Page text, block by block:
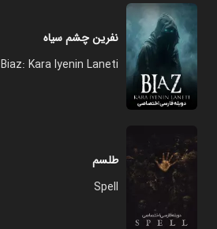
نفرین چشم سیاه
Biaz: Kara Iyenin Laneti
طلسم
Spell